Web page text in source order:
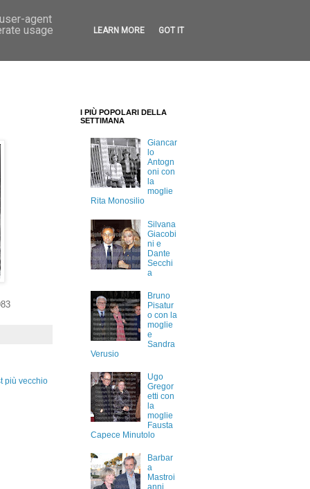
più vecchio
I PIÙ POPOLARI DELLA
SETTIMANA
Giancar
lo
Antogn
oni con
la
moglie
Rita Monosilio
Silvana
Giacobi
ni e
Dante
Secchi
a
Bruno
Pisatur
o con la
moglie
e
Sandra
Verusio
Ugo
Gregor
etti con
la
moglie
Fausta
Capece Minutolo
Barbar
a
Mastroi
anni
agent
usage
LEARN MORE GOT IT